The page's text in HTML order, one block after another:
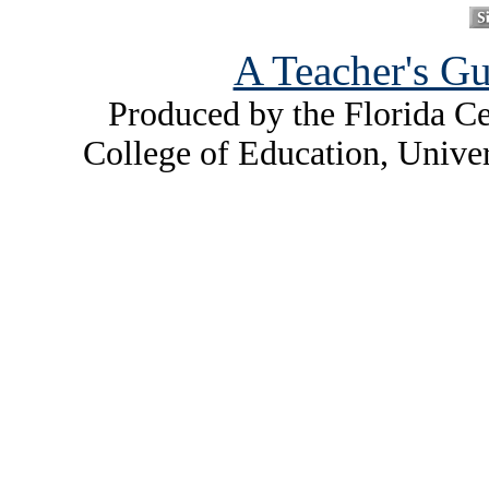
A Teacher's
Produced by the Florida
College of Education,